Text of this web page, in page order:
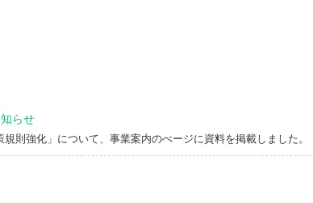
らせ
規則強化」について、事業案内のぺージに資料を掲載しました。